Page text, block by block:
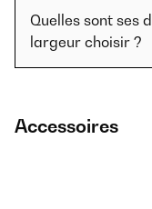
Quelles sont ses
largeur choisir ?
Accessoires